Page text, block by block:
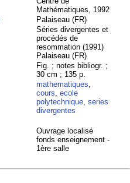
Mathématiques, 1992
Palaiseau (FR)
Séries divergentes et
procédés de
resommation (1991)
Palaiseau (FR)
Fig. ; notes bibliogr. ;
30 cm ; 135 p.
mathematiques,
cours,ecole
polytechnique,series
divergentes
Ouvrage localisé
fonds enseignement -
1ère salle